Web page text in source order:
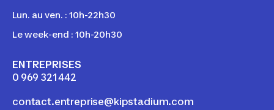
Lun. au ven. : 10h-22h30
Le week-end : 10h-20h30
ENTREPRISES
0 969 321 442
contact.entreprise@kipstadium.com